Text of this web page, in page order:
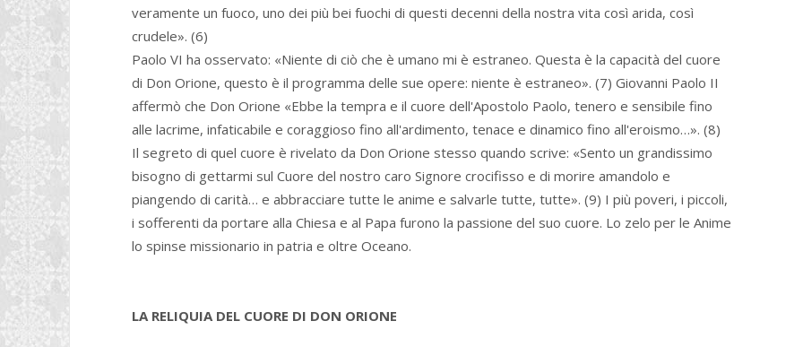
veramente un fuoco, uno dei più bei fuochi di questi decenni della nostra vita così arida, così
crudele». (6)
Paolo VI ha osservato: «Niente di ciò che è umano mi è estraneo. Questa è la capacità del cuore
di Don Orione, questo è il programma delle sue opere: niente è estraneo». (7) Giovanni Paolo II
affermò che Don Orione «Ebbe la tempra e il cuore dell'Apostolo Paolo, tenero e sensibile fino
alle lacrime, infaticabile e coraggioso fino all'ardimento, tenace e dinamico fino all'eroismo…». (8)
Il segreto di quel cuore è rivelato da Don Orione stesso quando scrive: «Sento un grandissimo
bisogno di gettarmi sul Cuore del nostro caro Signore crocifisso e di morire amandolo e
piangendo di carità… e abbracciare tutte le anime e salvarle tutte, tutte». (9) I più poveri, i piccoli,
i sofferenti da portare alla Chiesa e al Papa furono la passione del suo cuore. Lo zelo per le Anime
lo spinse missionario in patria e oltre Oceano.
LA RELIQUIA DEL CUORE DI DON ORIONE